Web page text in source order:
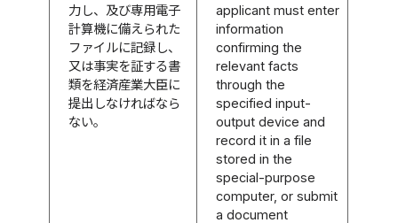
力し、及び専用電子
計算機に備えられた
ファイルに記録し、
又は事実を証する書
類を経済産業大臣に
提出しなければなら
ない。
applicant must enter
information
confirming the
relevant facts
through the
specified input-
output device and
record it in a file
stored in the
special-purpose
computer, or submit
a document